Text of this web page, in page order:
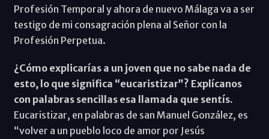
Profesión Temporal y ahora de nuevo Málaga va a ser
testigo de mi consagración plena al Señor con la
Profesión Perpetua.
¿Cómo explicarías a un joven que no sabe nada de
esto, lo que significa “eucaristizar”? Explícanos
con palabras sencillas esa llamada que sentís.
Eucaristizar, en palabras de san Manuel González, es
“volver a un pueblo loco de amor por Jesús